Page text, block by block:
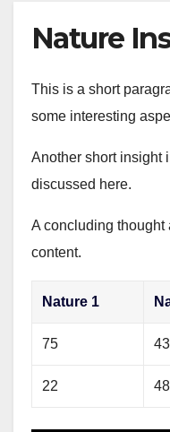
Nature
This is a short
some interesting
Another short insight
discussed here.
A concluding thought
content.
Nature 1
75 43
22 48